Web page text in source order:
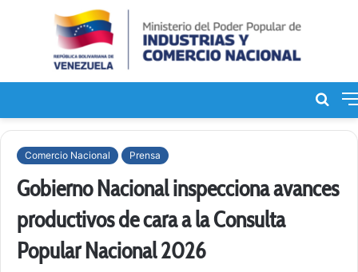
de
Comercio Nacional Prensa
Gobierno Nacional inspecciona avances
productivos de cara a la Consulta
Popular Nacional 2026